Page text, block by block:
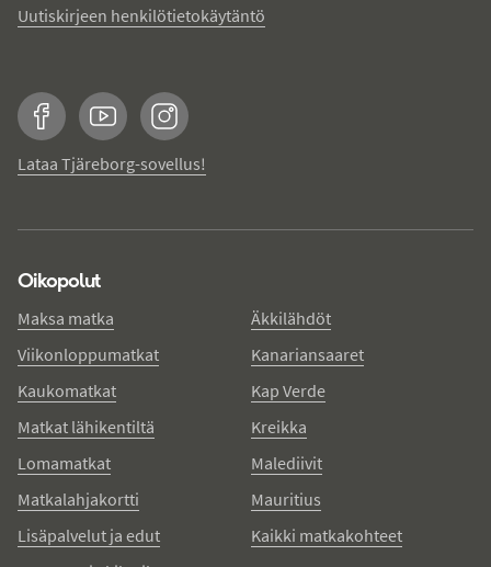
Uutiskirjeen henkilötietokäytäntö
FacebookYouTubeInstagram
Lataa Tjäreborg-sovellus!
Oikopolut
Maksa matka
Viikonloppumatkat
Kaukomatkat
Matkat lähikentiltä
Lomamatkat
Matkalahjakortti
Lisäpalvelut ja edut
Äkkilähdöt
Kanariansaaret
Kap Verde
Kreikka
Malediivit
Mauritius
Kaikki matkakohteet